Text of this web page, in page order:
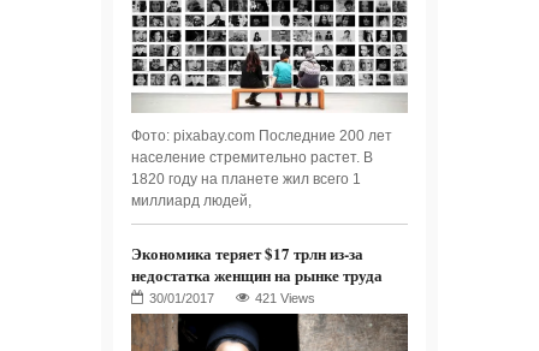
Фото: pixabay.com Последние 200 лет
население стремительно растет. В
1820 году на планете жил всего 1
миллиард людей,
Экономика теряет $17 трлн из-за
недостатка женщин на рынке труда
421 Views